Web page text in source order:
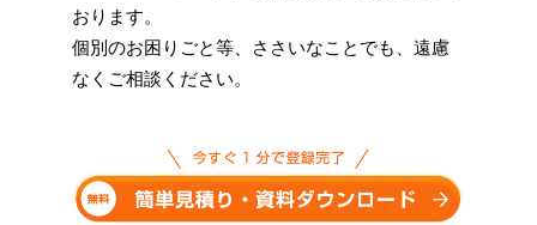
おります。
個別のお困りごと等、ささいなことでも、遠慮
なくご相談ください。